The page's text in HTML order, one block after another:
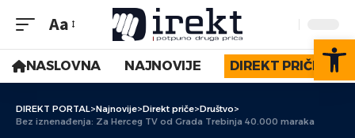
Aa
NASLOVNA NAJNOVIJE DIREKT PRIČE
DIREKT PORTAL>Najnovije>Direkt priče>Društvo>
Bez iznenađenja: Za Herceg TV od Grada Trebinja 40.000 maraka